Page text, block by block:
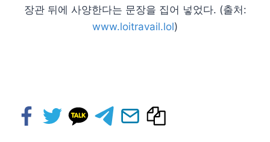
장관 뒤에 사양한다는 문장을 집어 넣었다. (출처:
www.loitravail.lol)